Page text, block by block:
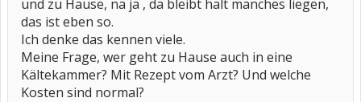
und zu Hause, na ja , da bleibt halt manches liegen,
das ist eben so.
Ich denke das kennen viele.
Meine Frage, wer geht zu Hause auch in eine
Kältekammer? Mit Rezept vom Arzt? Und welche
Kosten sind normal?